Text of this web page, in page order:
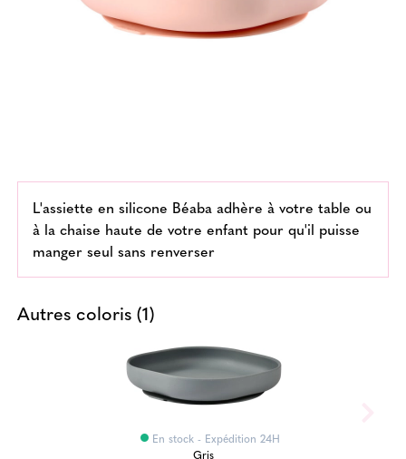
L'assiette en silicone Béaba adhère à votre table ou
à la chaise haute de votre enfant pour qu'il puisse
manger seul sans renverser
Autres coloris (1)
En stock - Expédition 24H
Gris